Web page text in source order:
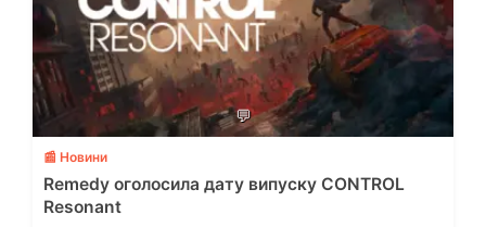
💬
📰 Новини
Remedy оголосила дату випуску CONTROL
Resonant